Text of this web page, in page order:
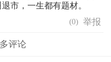
市，一生都有题材。
(0)
评论